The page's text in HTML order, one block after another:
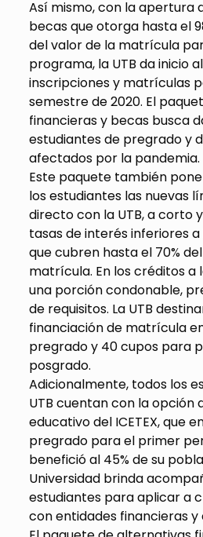
Así mismo, con la apertura
becas que otorga hasta el
del valor de la matrícula
programa, la UTB da inicio
inscripciones y matrículas
semestre de 2020. El
financieras y becas busca
estudiantes de pregrado y
afectados por la pandemia.
Este paquete también
los estudiantes las nuevas
directo con la UTB, a corto
tasas de interés inferiores
que cubren hasta el 70%
matrícula. En los créditos a
una porción condonable,
de requisitos. La UTB
financiación de matrícula
pregrado y 40 cupos para
posgrado.
Adicionalmente, todos los
UTB cuentan con la opción
educativo del ICETEX, que
pregrado para el primer
benefició al 45% de su
Universidad brinda
estudiantes para aplicar a
con entidades financieras